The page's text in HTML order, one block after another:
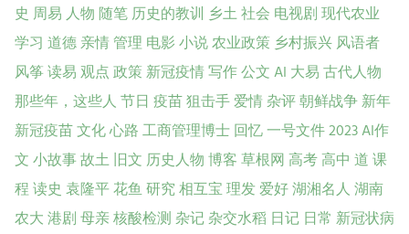
史 周易人物随笔历史的教训 乡土社会 电视剧现代农业
学习 道德亲情管理电影小说农业政策乡村振兴风语者
风筝读易观点政策新冠疫情写作公文AI 大易古代人物
那些年，这些人节日 疫苗狙击手爱情杂评朝鲜战争新年
新冠疫苗文化心路工商管理博士回忆一号文件2023AI作
文小故事故土旧文 历史人物博客草根网高考高中 道课
程读史袁隆平花鱼研究相互宝理发爱好湖湘名人湖南
农大港剧母亲核酸检测杂记杂交水稻 日记 日常 新冠状病